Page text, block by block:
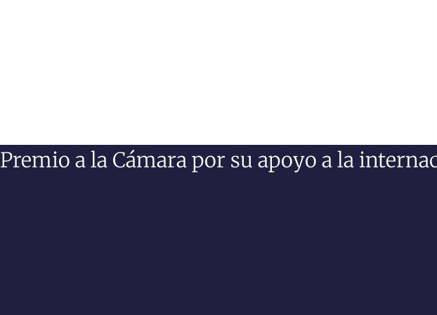
Premio a la Cámara por su apoyo a la